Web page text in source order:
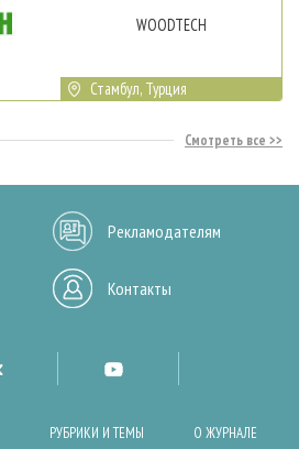
WOODTECH
Стамбул, Турция
Смотреть все
Рекламодателям
Контакты
РУБРИКИ И ТЕМЫ О ЖУРНАЛЕ